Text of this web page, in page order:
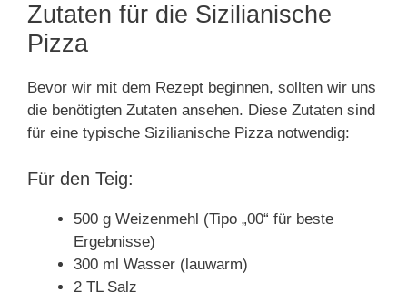
Zutaten für die Sizilianische
Pizza
Bevor wir mit dem Rezept beginnen, sollten wir uns
die benötigten Zutaten ansehen. Diese Zutaten sind
für eine typische Sizilianische Pizza notwendig:
Für den Teig:
500 g Weizenmehl (Tipo „00“ für beste
Ergebnisse)
300 ml Wasser (lauwarm)
2 TL Salz